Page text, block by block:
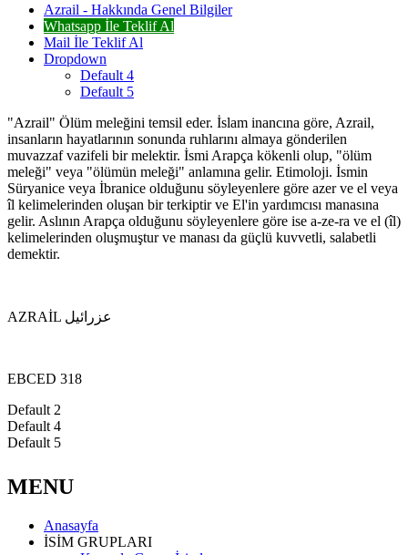
Azrail - Hakkında Genel Bilgiler
Whatsapp İle Teklif Al
Mail İle Teklif Al
Dropdown
Default 4
Default 5
"Azrail" Ölüm meleğini temsil eder. İslam inancına göre, Azrail,
insanların hayatlarının sonunda ruhlarını almaya gönderilen
muvazzaf vazifeli bir melektir. İsmi Arapça kökenli olup, "ölüm
meleği" veya "ölümün meleği" anlamına gelir. Etimoloji. İsmin
Süryanice veya İbranice olduğunu söyleyenlere göre azer ve el veya
îl kelimelerinden oluşan bir terkiptir ve El'in yardımcısı manasına
gelir. Aslının Arapça olduğunu söyleyenlere göre ise a-ze-ra ve el (îl)
kelimelerinden oluşmuştur ve manası da güçlü kuvvetli, salabetli
demektir.
AZRAİL عزرائيل
EBCED 318
Default 2
Default 4
Default 5
MENU
Anasayfa
İSİM GRUPLARI